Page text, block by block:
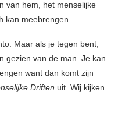
van hem, het menselijke
kan meebrengen.
Maar als je tegen bent,
gezien van de man. Je kan
want dan komt zijn
Driften uit. Wij kijken